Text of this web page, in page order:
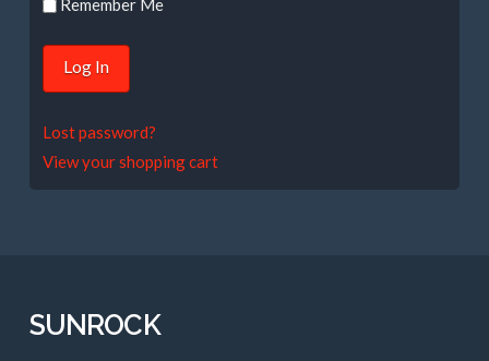
Remember Me
Lost password?
View your shopping cart
SUNROCK